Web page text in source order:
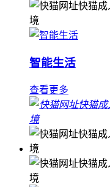
智能生活
查看更多